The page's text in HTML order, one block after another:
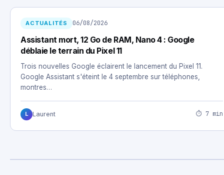
ACTUALITÉS 06/08/2026
Assistant mort, 12 Go de RAM, Nano 4 : Google
déblaie le terrain du Pixel 11
Trois nouvelles Google éclairent le lancement du Pixel 11.
Google Assistant s'éteint le 4 septembre sur téléphones,
montres…
L Laurent ⏱ 7 min